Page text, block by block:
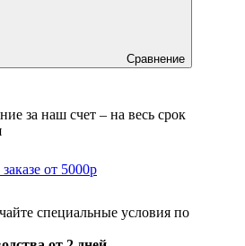
Сравнение
за наш счет – на весь срок
от 5000р
специальные условия по